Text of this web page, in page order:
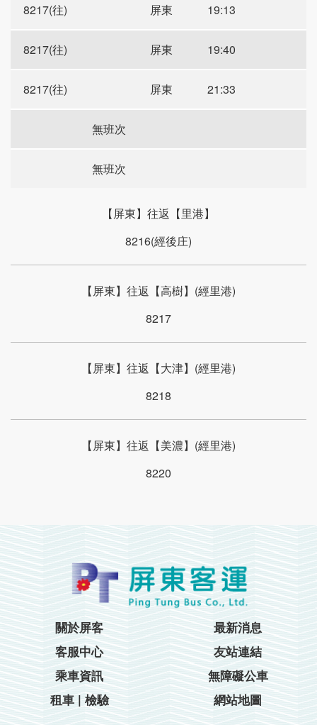
8217(往) 屏東 19:13
8217(往) 屏東 19:40
8217(往) 屏東 21:33
無班次
無班次
【屏東】往返【里港】
8216(經後庄)
【屏東】往返【高樹】(經里港)
8217
【屏東】往返【大津】(經里港)
8218
【屏東】往返【美濃】(經里港)
8220
關於屏客
最新消息
客服中心
友站連結
乘車資訊
無障礙公車
租車 | 檢驗
網站地圖